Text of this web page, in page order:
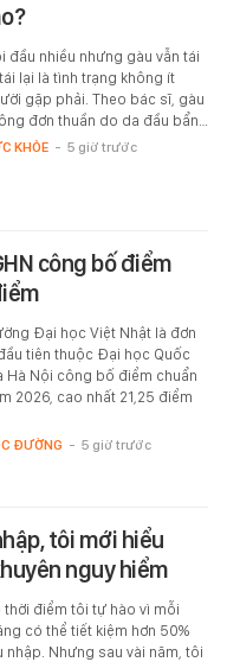
đầu nhiều nhưng gàu vẫn tái
lại là tình trạng không ít
gặp phải. Theo bác sĩ, gàu
đơn thuần do da đầu bẩn…
KHỎE - 5 giờ trước
công bố điểm
Đại học Việt Nhật là đơn
tiên thuộc Đại học Quốc
Hà Nội công bố điểm chuẩn
2026, cao nhất 21,25 điểm
ĐƯỜNG - 5 giờ trước
tôi mới hiểu
nguy hiểm
thời điểm tôi tự hào vì mỗi
có thể tiết kiệm hơn 50%
nhập. Nhưng sau vài năm, tôi